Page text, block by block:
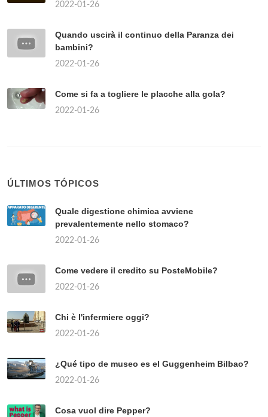
2022-01-26
Quando uscirà il continuo della Paranza dei
bambini?
2022-01-26
Come si fa a togliere le placche alla gola?
2022-01-26
ÚLTIMOS TÓPICOS
Quale digestione chimica avviene
prevalentemente nello stomaco?
2022-01-26
Come vedere il credito su PosteMobile?
2022-01-26
Chi è l'infermiere oggi?
2022-01-26
¿Qué tipo de museo es el Guggenheim Bilbao?
2022-01-26
Cosa vuol dire Pepper?